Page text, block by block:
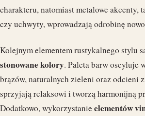
charakteru, natomiast metalowe akcenty,
czy uchwyty, wprowadzają odrobinę
Kolejnym elementem rustykalnego stylu
stonowane kolory. Paleta barw oscyluje
brązów, naturalnych zieleni oraz odcieni
sprzyjają relaksowi i tworzą harmonijną
Dodatkowo, wykorzystanieelementów